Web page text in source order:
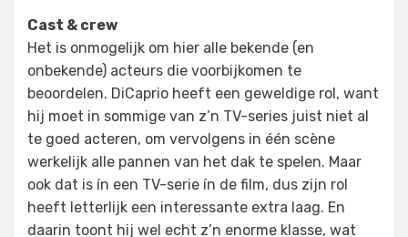
Cast & crew
Het is onmogelijk om hier alle bekende (en
onbekende) acteurs die voorbijkomen te
beoordelen. DiCaprio heeft een geweldige rol, want
hij moet in sommige van z’n TV-series juist niet al
te goed acteren, om vervolgens in één scène
werkelijk alle pannen van het dak te spelen. Maar
ook dat is ín een TV-serie ín de film, dus zijn rol
heeft letterlijk een interessante extra laag. En
daarin toont hij wel echt z’n enorme klasse, wat